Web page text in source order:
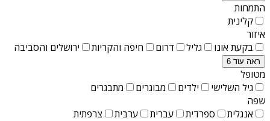
התמחות
קלינית
איזור
בקעת אונו
גליל דרום חיפה והקריות ירושלים והסביבה
ראה עוד 6
מטופל
גיל השלישי
ילדים מבוגרים
מתבגרים
שפה
אנגלית
ספרדית עברית ערבית צרפתית